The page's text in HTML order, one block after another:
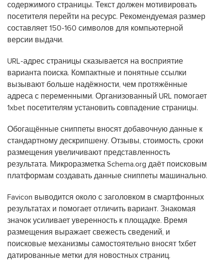
содержимого страницы. Текст должен мотивировать
посетителя перейти на ресурс. Рекомендуемая размер
составляет 150-160 символов для компьютерной
версии выдачи.
URL-адрес страницы сказывается на восприятие
варианта поиска. Компактные и понятные ссылки
вызывают больше надёжности, чем протяжённые
адреса с переменными. Организованный URL помогает
1xbet посетителям установить совпадение страницы.
Обогащённые сниппеты вносят добавочную данные к
стандартному дескрипшену. Отзывы, стоимость, сроки
размещения увеличивают представленность
результата. Микроразметка Schema.org даёт поисковым
платформам создавать данные сниппеты машинально.
Favicon выводится около с заголовком в смартфонных
результатах и помогает отличить вариант. Знакомая
значок усиливает уверенность к площадке. Время
размещения выражает свежесть сведений, и
поисковые механизмы самостоятельно вносят 1хбет
датированные метки для новостных страниц.